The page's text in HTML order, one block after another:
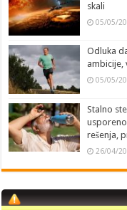
skali
05/05/
Odluka
ambicije,
05/05/
Stalno
rešenja,
26/04/